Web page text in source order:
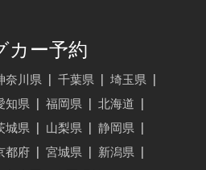
カー予約
奈川県 千葉県 埼玉県
知県 福岡県 北海道
城県 山梨県 静岡県
都府 宮城県 新潟県